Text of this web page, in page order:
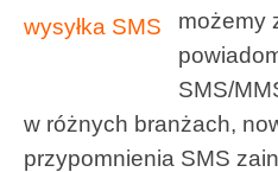
możemy
SMS/
w różnych branżach,
przypomnienia SMS